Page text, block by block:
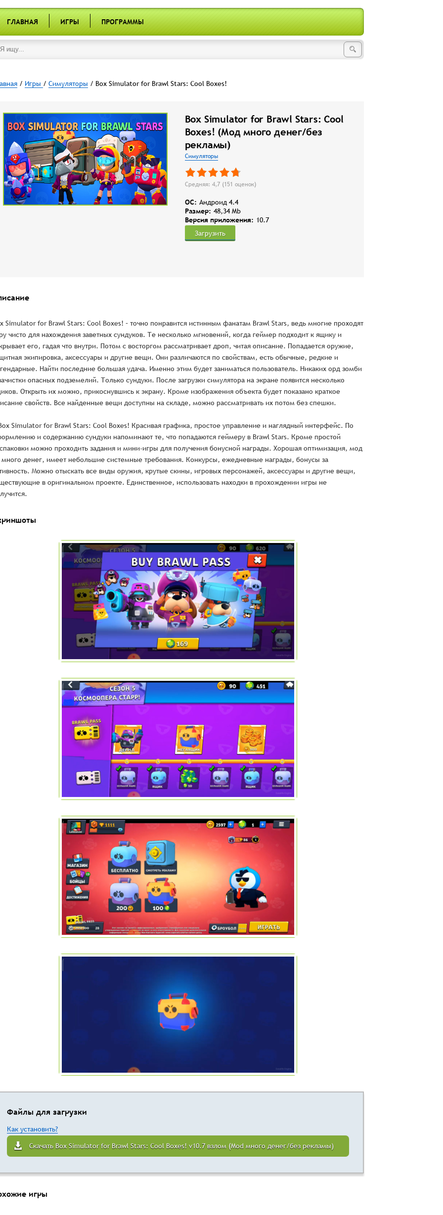
ГЛАВНАЯ ИГРЫ ПРОГРАММЫ
/ Игры / Симуляторы / Box Simulator for Brawl Stars: Cool Boxes!
Box Simulator for Brawl Stars: Cool
Boxes! (Мод много денег/без
рекламы)
Симуляторы
Средняя: 4,7 (151 оценок)
OC: Андроид 4.4
Размер: 48,34 Mb
Версия приложения: 10.7
Загрузить
Simulator for Brawl Stars: Cool Boxes! – точно понравится истинным фанатам Brawl Stars, ведь многие проходят
чисто для нахождения заветных сундуков. Те несколько мгновений, когда геймер подходит к ящику и
его, гадая что внутри. Потом с восторгом рассматривает дроп, читая описание. Попадается оружие,
экипировка, аксессуары и другие вещи. Они различаются по свойствам, есть обычные, редкие и
Найти последние большая удача. Именно этим будет заниматься пользователь. Никаких орд зомби
опасных подземелий. Только сундуки. После загрузки симулятора на экране появится несколько
Открыть их можно, прикоснувшись к экрану. Кроме изображения объекта будет показано краткое
свойств. Все найденные вещи доступны на складе, можно рассматривать их потом без спешки.
Simulator for Brawl Stars: Cool Boxes! Красивая графика, простое управление и наглядный интерфейс. По
и содержанию сундуки напоминают те, что попадаются геймеру в Brawl Stars. Кроме простой
можно проходить задания и мини-игры для получения бонусной награды. Хорошая оптимизация, мод
много денег, имеет небольшие системные требования. Конкурсы, ежедневные награды, бонусы за
Можно отыскать все виды оружия, крутые скины, игровых персонажей, аксессуары и другие вещи,
в оригинальном проекте. Единственное, использовать находки в прохождении игры не
Файлы для загрузки
Как установить?
Скачать Box Simulator for Brawl Stars: Cool Boxes! v10.7 взлом (Mod много денег/без рекламы)
игры